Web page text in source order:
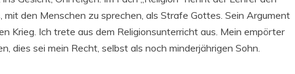
den Menschen zu sprechen, als Strafe Gottes. Sein Argument
Krieg. Ich trete aus dem Religionsunterricht aus. Mein empörter
dies sei mein Recht, selbst als noch minderjährigen Sohn.